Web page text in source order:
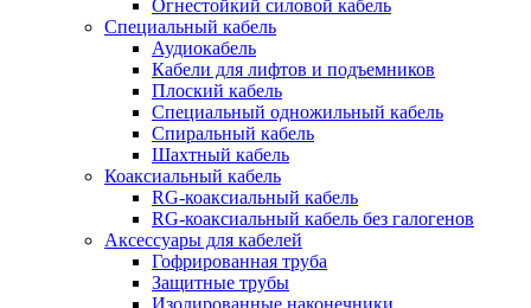
Огнестойкий силовой кабель
Специальный кабель
Аудиокабель
Кабели для лифтов и подъемников
Плоский кабель
Специальный одножильный кабель
Спиральный кабель
Шахтный кабель
Коаксиальный кабель
RG-коаксиальный кабель
RG-коаксиальный кабель без галогенов
Аксессуары для кабелей
Гофрированная труба
Защитные трубы